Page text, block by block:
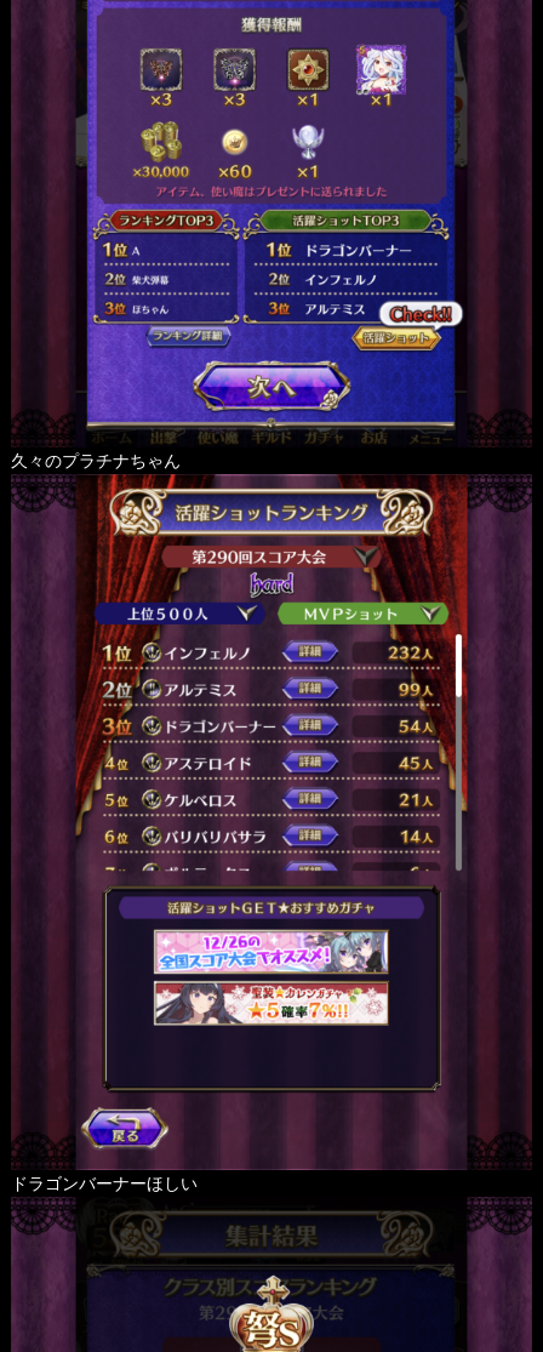
久々のプラチナちゃん
ドラゴンバーナーほしい